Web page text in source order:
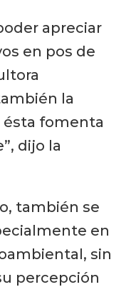
apreciar
en pos de
la
fomenta
dijo la
también se
en
sin
percepción